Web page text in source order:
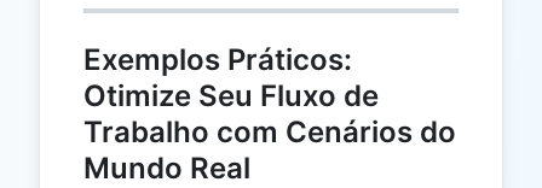
Exemplos Práticos:
Otimize Seu Fluxo de
Trabalho com Cenários do
Mundo Real